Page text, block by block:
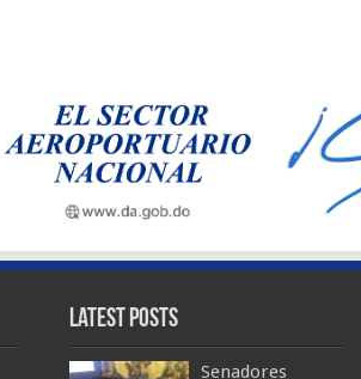
Latest Posts
Senadores